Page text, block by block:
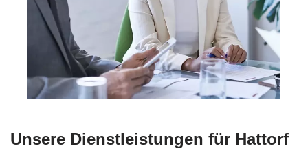
Unsere Dienstleistungen für Hattorf